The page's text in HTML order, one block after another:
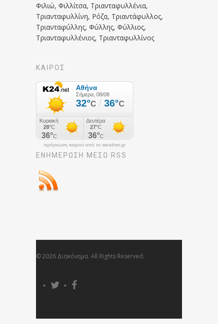
Φιλιώ, Φιλλίτσα, Τριανταφυλλένια,
Τριανταφυλλίνη, Ρόζα, Τριαντάφυλλος,
Τριανταφύλλης, Φύλλης, Φύλλιος,
Τριανταφυλλένιος, Τριανταφυλλίνος
ΚΑΙΡΟΣ
πρόγνωση καιρού από το weather.gr
ΕΝΗΜΈΡΩΣΉ ΜΕΣΩ RSS
© 2026 Διακόνημα. All Rights Reserved.